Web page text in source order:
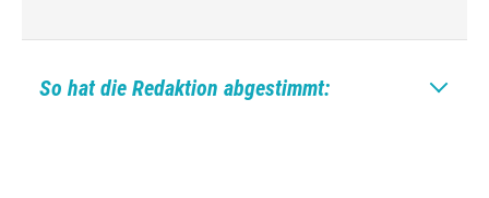
So hat die Redaktion abgestimmt: